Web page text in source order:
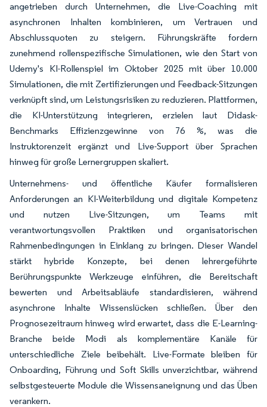
angetrieben durch Unternehmen, die Live-Coaching mit
asynchronen Inhalten kombinieren, um Vertrauen und
Abschlussquoten zu steigern. Führungskräfte fordern
zunehmend rollenspezifische Simulationen, wie den Start von
Udemy's KI-Rollenspiel im Oktober 2025 mit über 10.000
Simulationen, die mit Zertifizierungen und Feedback-Sitzungen
verknüpft sind, um Leistungsrisiken zu reduzieren. Plattformen,
die KI-Unterstützung integrieren, erzielen laut Didask-
Benchmarks Effizienzgewinne von 76 %, was die
Instruktorenzeit ergänzt und Live-Support über Sprachen
hinweg für große Lernergruppen skaliert.
Unternehmens- und öffentliche Käufer formalisieren
Anforderungen an KI-Weiterbildung und digitale Kompetenz
und nutzen Live-Sitzungen, um Teams mit
verantwortungsvollen Praktiken und organisatorischen
Rahmenbedingungen in Einklang zu bringen. Dieser Wandel
stärkt hybride Konzepte, bei denen lehrergeführte
Berührungspunkte Werkzeuge einführen, die Bereitschaft
bewerten und Arbeitsabläufe standardisieren, während
asynchrone Inhalte Wissenslücken schließen. Über den
Prognosezeitraum hinweg wird erwartet, dass die E-Learning-
Branche beide Modi als komplementäre Kanäle für
unterschiedliche Ziele beibehält. Live-Formate bleiben für
Onboarding, Führung und Soft Skills unverzichtbar, während
selbstgesteuerte Module die Wissensaneignung und das Üben
verankern.